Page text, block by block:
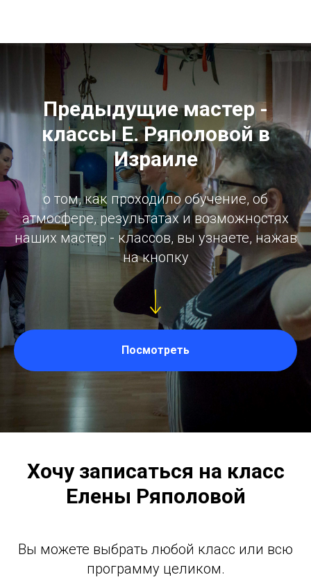
Предыдущие мастер -
классы Е. Ряполовой в
Израиле
о том, как проходило обучение, об
атмосфере, результатах и возможностях
наших мастер - классов, вы узнаете, нажав
на кнопку
Посмотреть
Хочу записаться на класс
Елены Ряполовой
Вы можете выбрать любой класс или всю
программу целиком.